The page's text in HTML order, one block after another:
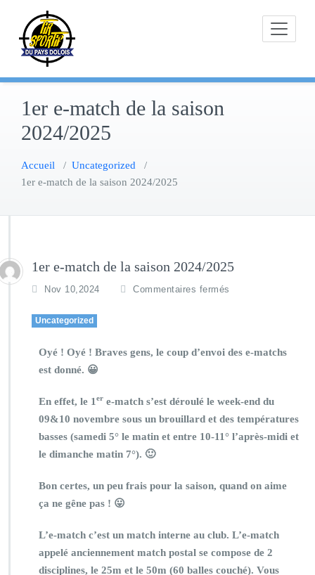
content
1er e-match de la saison
2024/2025
Accueil / Uncategorized /
1er e-match de la saison 2024/2025
1er e-match de la saison 2024/2025
Nov 10,2024 Commentaires fermés
Uncategorized
Oyé ! Oyé ! Braves gens, le coup d’envoi des e-matchs
est donné. 😀
En effet, le 1 er e-match s’est déroulé le week-end du
09&10 novembre sous un brouillard et des températures
basses (samedi 5° le matin et entre 10-11° l’après-midi et
le dimanche matin 7°). 🙂
Bon certes, un peu frais pour la saison, quand on aime
ça ne gêne pas ! 😛
L’e-match c’est un match interne au club. L’e-match
appelé anciennement match postal se compose de 2
disciplines, le 25m et le 50m (60 balles couché). Vous